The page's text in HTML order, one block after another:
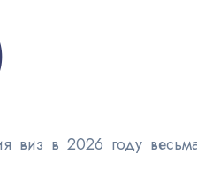
в 2026 году